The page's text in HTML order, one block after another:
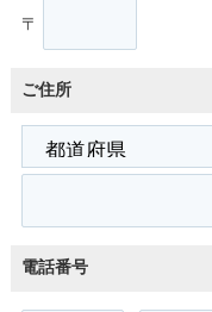
〒
ご住所
電話番号